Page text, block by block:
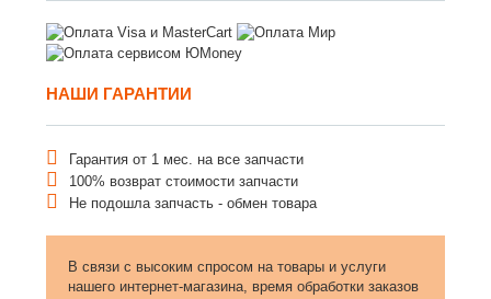
НАШИ ГАРАНТИИ
Гарантия от 1 мес. на все запчасти
100% возврат стоимости запчасти
Не подошла запчасть - обмен товара
В связи с высоким спросом на товары и услуги
нашего интернет-магазина, время обработки заказов